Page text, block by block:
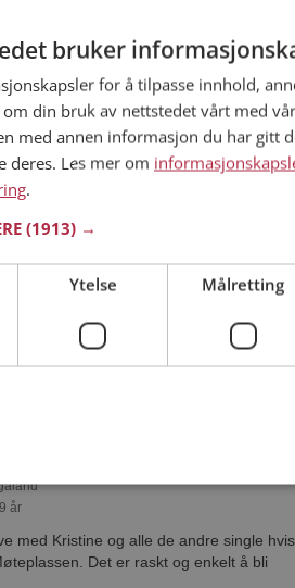
år
med Hege og alle de andre single hvis
Det er raskt og enkelt å bli
år
single personen hyggelig? Det tar bare ett
på Møteplassen, slik at du kan finne ut
år
med Kristine og alle de andre single
Det er raskt og enkelt å bli
bruker
for å tilpasse innhold,
din bruk av nettstedet vårt med
med annen informasjon du har gitt
deres. Les mer om
.
(1913) →
Ytelse Målretting